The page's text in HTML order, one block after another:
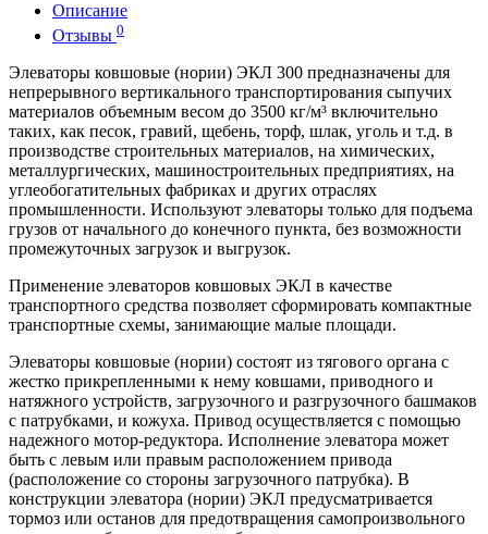
Описание
Отзывы 0
Элеваторы ковшовые (нории) ЭКЛ 300 предназначены для
непрерывного вертикального транспортирования сыпучих
материалов объемным весом до 3500 кг/м³ включительно
таких, как песок, гравий, щебень, торф, шлак, уголь и т.д. в
производстве строительных материалов, на химических,
металлургических, машиностроительных предприятиях, на
углеобогатительных фабриках и других отраслях
промышленности. Используют элеваторы только для подъема
грузов от начального до конечного пункта, без возможности
промежуточных загрузок и выгрузок.
Применение элеваторов ковшовых ЭКЛ в качестве
транспортного средства позволяет сформировать компактные
транспортные схемы, занимающие малые площади.
Элеваторы ковшовые (нории) состоят из тягового органа с
жестко прикрепленными к нему ковшами, приводного и
натяжного устройств, загрузочного и разгрузочного башмаков
с патрубками, и кожуха. Привод осуществляется с помощью
надежного мотор-редуктора. Исполнение элеватора может
быть с левым или правым расположением привода
(расположение со стороны загрузочного патрубка). В
конструкции элеватора (нории) ЭКЛ предусматривается
тормоз или останов для предотвращения самопроизвольного